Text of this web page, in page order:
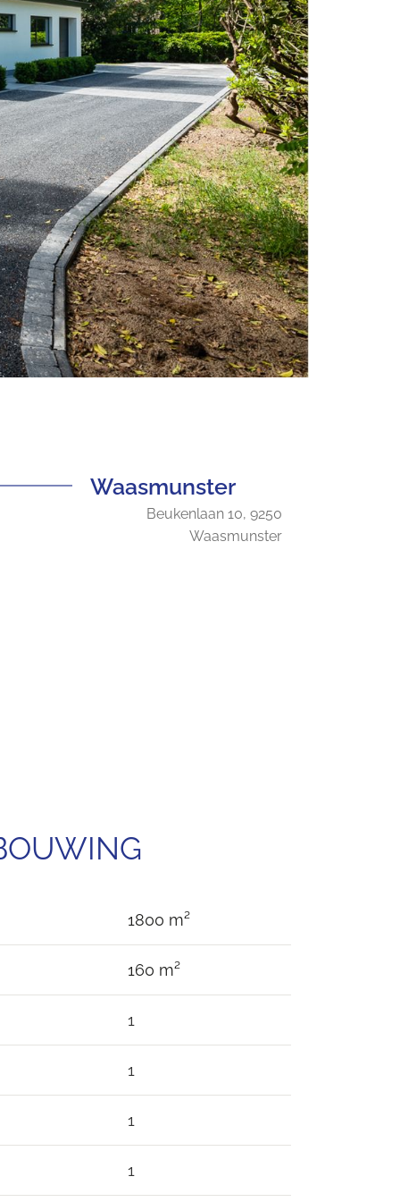
Waasmunster
Beukenlaan 10, 9250
Waasmunster
1800 m²
160 m²
1
1
1
1